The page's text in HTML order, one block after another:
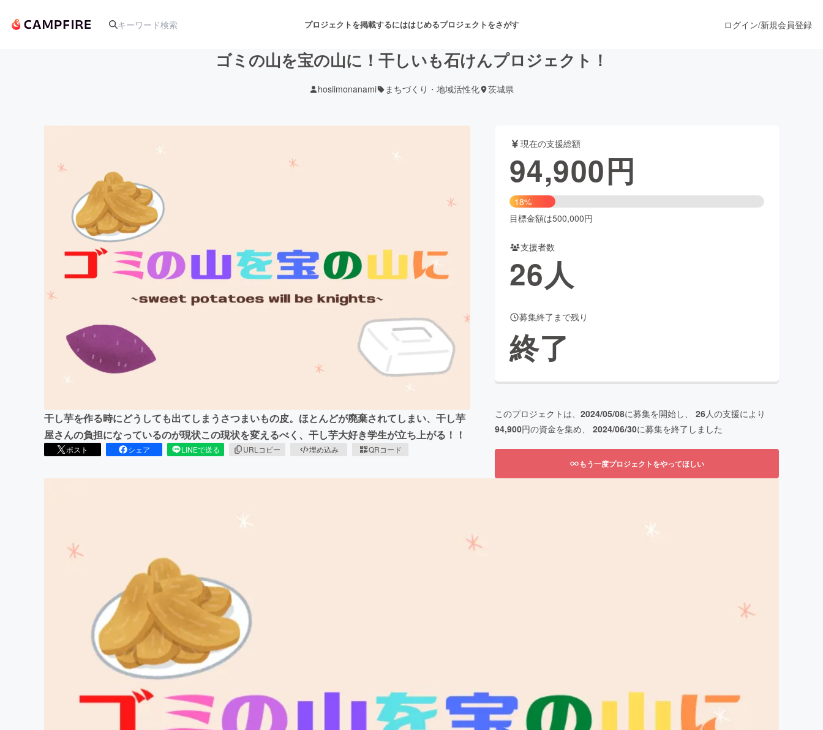
プロジェクトを掲載するにははじめるプロジェクトをさがす
アート・写真 舞台・パフォーマンス
テクノロジー・ガジェット ファッション
映像・映画
ビジネス・起業 チャレンジ ビューティー・ヘルスケア
CAMPFIRE for Social GoodCAMPFIRE Creation
CAMPFIREふるさと納税
machi-yaコミュニティ
ログイン/新規会員登録
ゴミの山を宝の山に！干しいも石けんプロジェクト！
hosiimonanami まちづくり・地域活性化 茨城県
干し芋を作る時にどうしても出てしまうさつまいもの皮。ほとんどが廃棄されてしまい、干し芋
屋さんの負担になっているのが現状この現状を変えるべく、干し芋大好き学生が立ち上がる！！
ポスト シェア LINEで送る URLコピー 埋め込み QRコード
現在の支援総額
94,900円
18%
目標金額は500,000円
支援者数
26人
募集終了まで残り
終了
このプロジェクトは、 2024/05/08に募集を開始し、 26人の支援により
94,900円の資金を集め、 2024/06/30に募集を終了しました
もう一度プロジェクトをやってほしい